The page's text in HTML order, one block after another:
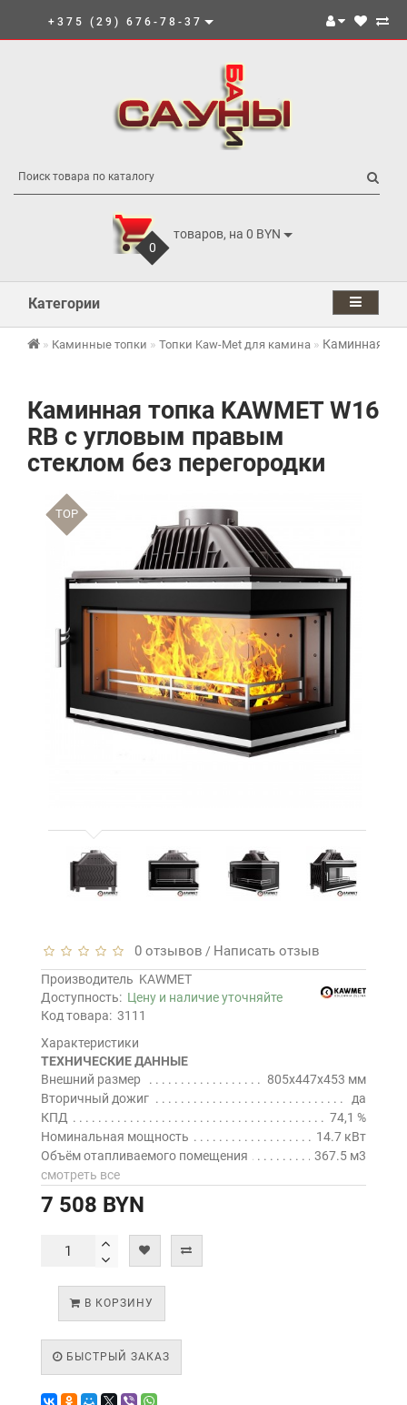
+375 (29) 676-78-37
0
товаров, на 0 BYN
Категории
Каминные топки Топки Kaw-Met для камина Каминная
Каминная топка KAWMET W16
RB с угловым правым
стеклом без перегородки
TOP
0 отзывов / Написать отзыв
Производитель KAWMET
Доступность: Цену и наличие уточняйте
Код товара: 3111
Характеристики
ТЕХНИЧЕСКИЕ ДАННЫЕ
Внешний размер
805x447x453 мм
Вторичный дожиг
да
КПД
74,1 %
Номинальная мощность
14.7 кВт
Объём отапливаемого помещения
367.5 м3
смотреть все
7 508 BYN
В КОРЗИНУ
БЫСТРЫЙ ЗАКАЗ